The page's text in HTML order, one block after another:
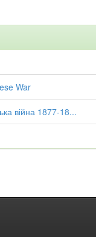
War
війна 1877-18...